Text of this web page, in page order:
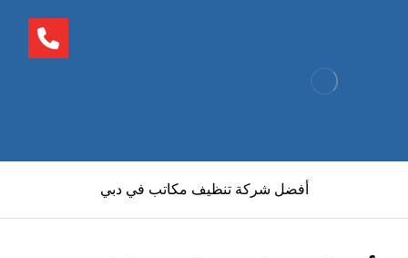
أفضل شركة تنظيف مكاتب في دبي